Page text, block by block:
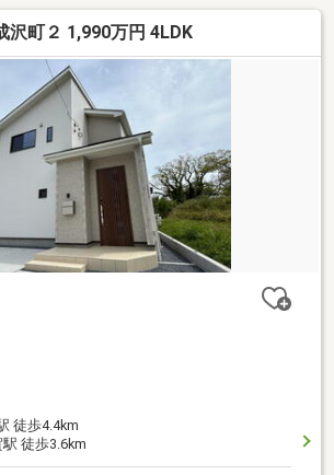
沢町２ 1,990万円 4LDK
徒歩4.4km
駅 徒歩3.6km